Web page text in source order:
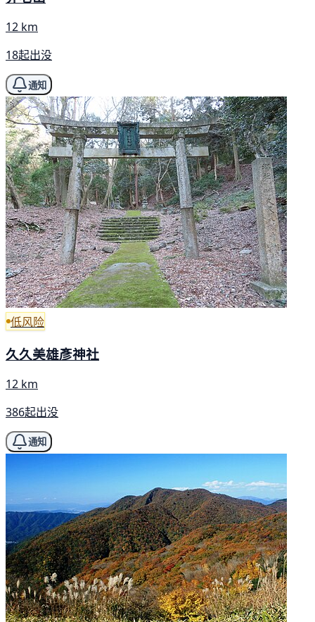
12 km
18起出没
通知
低风险
久久美雄彥神社
12 km
386起出没
通知